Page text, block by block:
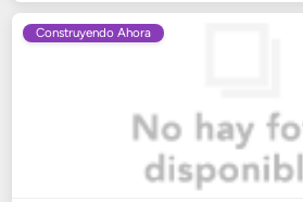
Construyendo Ahora